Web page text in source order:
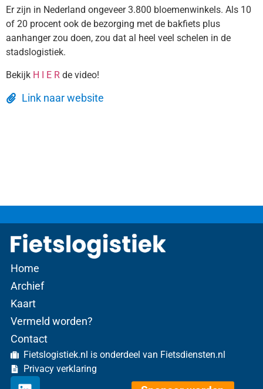
Er zijn in Nederland ongeveer 3.800 bloemenwinkels. Als 10
of 20 procent ook de bezorging met de bakfiets plus
aanhanger zou doen, zou dat al heel veel schelen in de
stadslogistiek.
Bekijk H I E R de video!
Link naar website
Home
Archief
Kaart
Vermeld worden?
Contact
Fietslogistiek.nl is onderdeel van Fietsdiensten.nl
Privacy verklaring